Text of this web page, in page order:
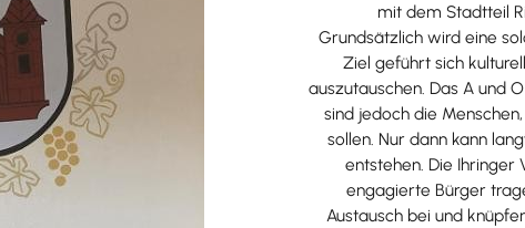
mit dem Stadtteil
Grundsätzlich wird eine
Ziel geführt sich
auszutauschen. Das A und
sind jedoch die
sollen. Nur dann kann
entstehen. Die Ihringer
engagierte Bürger
Austausch bei und